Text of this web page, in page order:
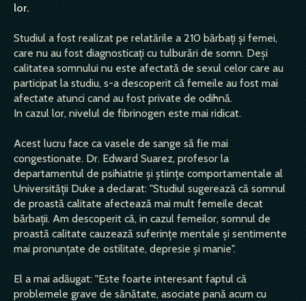
lor.
Studiul a fost realizat pe relatările a 210 bărbaţi şi femei,
care nu au fost diagnosticaţi cu tulburări de somn. Deşi
calitatea somnului nu este afectată de sexul celor care au
participat la studiu, s-a descoperit că femeile au fost mai
afectate atunci cand au fost private de odihnă.
In cazul lor, nivelul de fibrinogen este mai ridicat.
Acest lucru face ca vasele de sange să fie mai
congestionate. Dr. Edward Suarez, profesor la
departamentul de psihiatrie şi ştiinţe comportamentale al
Universităţii Duke a declarat: "Studiul sugerează că somnul
de proastă calitate afectează mai mult femeile decat
bărbaţii. Am descoperit că, in cazul femeilor, somnul de
proastă calitate cauzează suferinţe mentale şi sentimente
mai pronunţate de ostilitate, depresie şi manie".
El a mai adăugat: "Este foarte interesant faptul că
problemele grave de sănătate, asociate pană acum cu